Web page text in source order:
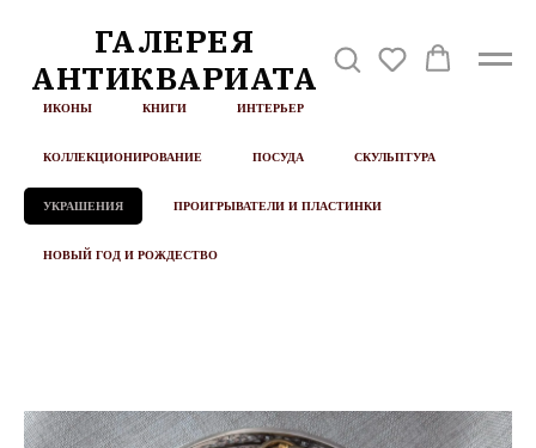
ГАЛЕРЕЯ
АНТИКВАРИАТА
ИКОНЫ КНИГИ ИНТЕРЬЕР
КОЛЛЕКЦИОНИРОВАНИЕ ПОСУДА СКУЛЬПТУРА
УКРАШЕНИЯ ПРОИГРЫВАТЕЛИ И ПЛАСТИНКИ
НОВЫЙ ГОД И РОЖДЕСТВО